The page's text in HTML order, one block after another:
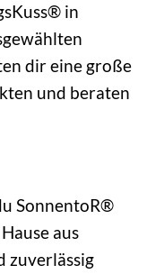
in
dir eine große
und beraten
SonnentoR®
aus
zuverlässig